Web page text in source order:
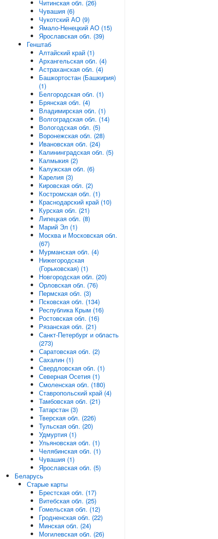
Читинская обл. (26)
Чувашия (6)
Чукотский АО (9)
Ямало-Ненецкий АО (15)
Ярославская обл. (39)
Генштаб
Алтайский край (1)
Архангельская обл. (4)
Астраханская обл. (4)
Башкортостан (Башкирия)
(1)
Белгородская обл. (1)
Брянская обл. (4)
Владимирская обл. (1)
Волгоградская обл. (14)
Вологодская обл. (5)
Воронежская обл. (28)
Ивановская обл. (24)
Калининградская обл. (5)
Калмыкия (2)
Калужская обл. (6)
Карелия (3)
Кировская обл. (2)
Костромская обл. (1)
Краснодарский край (10)
Курская обл. (21)
Липецкая обл. (8)
Марий Эл (1)
Москва и Московская обл.
(67)
Мурманская обл. (4)
Нижегородская
(Горьковская) (1)
Новгородская обл. (20)
Орловская обл. (76)
Пермская обл. (3)
Псковская обл. (134)
Республика Крым (16)
Ростовская обл. (16)
Рязанская обл. (21)
Санкт-Петербург и область
(273)
Саратовская обл. (2)
Сахалин (1)
Свердловская обл. (1)
Северная Осетия (1)
Смоленская обл. (180)
Ставропольский край (4)
Тамбовская обл. (21)
Татарстан (3)
Тверская обл. (226)
Тульская обл. (20)
Удмуртия (1)
Ульяновская обл. (1)
Челябинская обл. (1)
Чувашия (1)
Ярославская обл. (5)
Беларусь
Старые карты
Брестская обл. (17)
Витебская обл. (25)
Гомельская обл. (12)
Гродненская обл. (22)
Минская обл. (24)
Могилевская обл. (26)